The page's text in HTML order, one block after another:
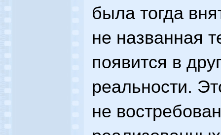
была тогда
не названная
появится в
реальности.
не